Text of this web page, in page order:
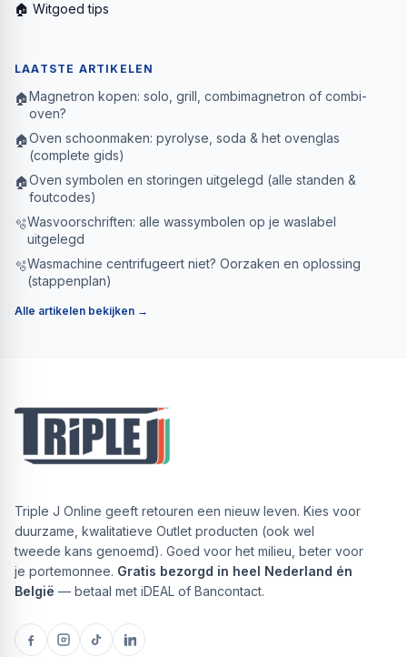
🏠 Witgoed tips
LAATSTE ARTIKELEN
🏠Magnetron kopen: solo, grill, combimagnetron of combi-
oven?
🏠Oven schoonmaken: pyrolyse, soda & het ovenglas
(complete gids)
🏠Oven symbolen en storingen uitgelegd (alle standen &
foutcodes)
🫧Wasvoorschriften: alle wassymbolen op je waslabel
uitgelegd
🫧Wasmachine centrifugeert niet? Oorzaken en oplossing
(stappenplan)
Alle artikelen bekijken →
Triple J Online geeft retouren een nieuw leven. Kies voor
duurzame, kwalitatieve Outlet producten (ook wel
tweede kans genoemd). Goed voor het milieu, beter voor
je portemonnee. Gratis bezorgd in heel Nederland én
België — betaal met iDEAL of Bancontact.